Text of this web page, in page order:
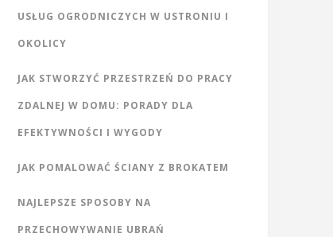
USŁUG OGRODNICZYCH W USTRONIU I
OKOLICY
JAK STWORZYĆ PRZESTRZEŃ DO PRACY
ZDALNEJ W DOMU: PORADY DLA
EFEKTYWNOŚCI I WYGODY
JAK POMALOWAĆ ŚCIANY Z BROKATEM
NAJLEPSZE SPOSOBY NA
PRZECHOWYWANIE UBRAŃ